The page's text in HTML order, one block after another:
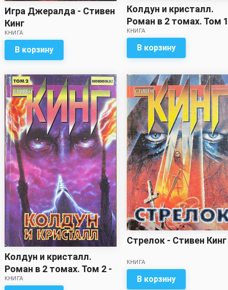
Игра Джералда - Стивен
Кинг
КНИГА
В корзину
Колдун и кристалл.
Роман в 2 томах. Том
Стивен Кинг
КНИГА
В корзину
Колдун и кристалл.
Роман в 2 томах. Том 2 -
Стивен Кинг
КНИГА
Стрелок - Стивен Кинг
КНИГА
В корзину